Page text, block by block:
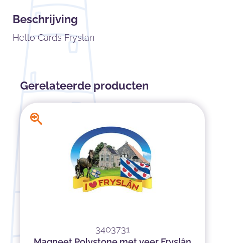
Beschrijving
Hello Cards Fryslan
Gerelateerde producten
3403731